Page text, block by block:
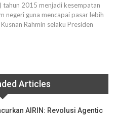
tahun 2015 menjadi kesempatan
negeri guna mencapai pasar lebih
Rahmin selaku Presiden
Articles
AIRIN: Revolusi Agentic